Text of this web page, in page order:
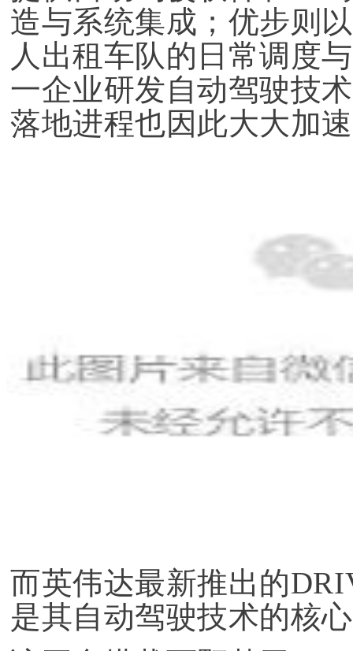
造与系统集成；优步则
人出租车队的日常调度
一企业研发自动驾驶技
落地进程也因此大大加
而英伟达最新推出的
是其自动驾驶技术的核